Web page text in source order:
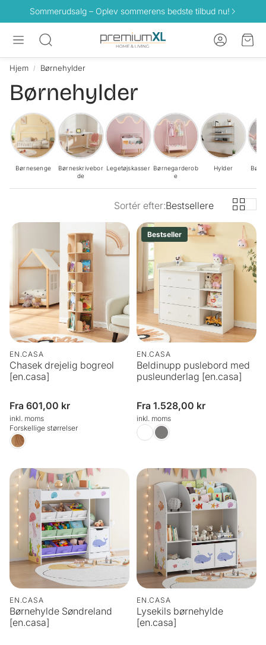
Sommerudsalg – Oplev sommerens bedste tilbud nu!
Søg
Konto
Hjem Børnehylder
Børnehylder
Børnesenge
Børneskrivebor
de
Legetøjskasser Børnegarderob
e
Hylder
Sortér efter:Bestsellere
EN.CASA
Chasek drejelig bogreol
[en.casa]
Normalpris
Fra 601,00 kr
inkl. moms
Forskellige størrelser
Bestseller
EN.CASA
Beldinupp puslebord med
pusleunderlag [en.casa]
Normalpris
Fra 1.528,00 kr
inkl. moms
EN.CASA
Børnehylde Søndreland
[en.casa]
EN.CASA
Lysekils børnehylde
[en.casa]